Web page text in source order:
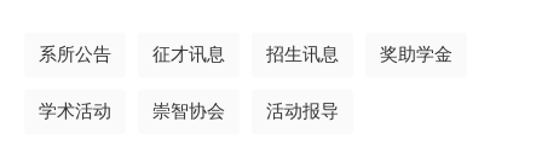
系所公告 征才讯息 招生讯息 奖助学金
学术活动 崇智协会 活动报导